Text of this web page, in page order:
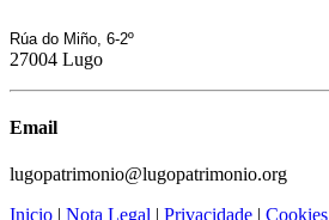
Rúa do Miño, 6-2º
27004 Lugo
Email
lugopatrimonio@lugopatrimonio.org
Inicio | Nota Legal | Privacidade | Cookies